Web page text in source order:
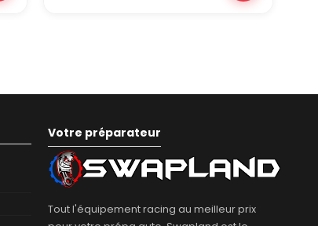
Votre préparateur
Tout l'équipement racing au meilleur prix